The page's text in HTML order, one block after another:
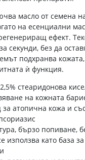
масло от семена
на есенциални
ефект.
секунди, без да
подхранва
ѝ функция.
стеаридонова
на кожната
атопична кожа и
бързо попиване,
използва като база